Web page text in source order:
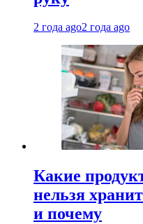
2 года ago2 года ago
Какие
нельзя
и почему